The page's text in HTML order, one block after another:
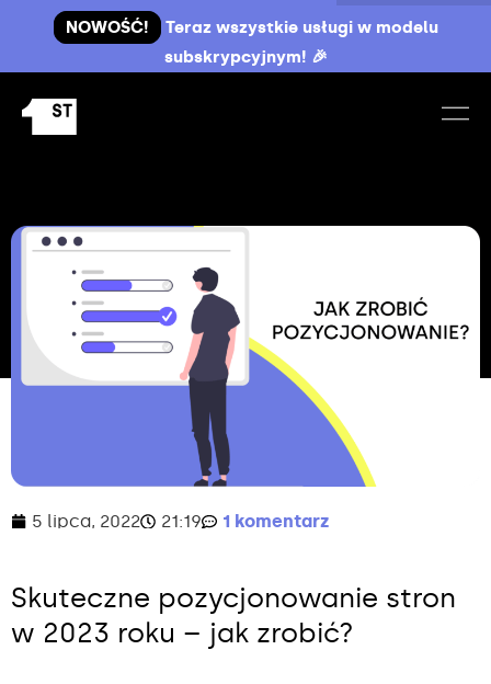
NOWOŚĆ!
Teraz wszystkie usługi w modelu
subskrypcyjnym! 🎉
5 lipca, 2022 21:19 1 komentarz
Skuteczne pozycjonowanie stron
w 2023 roku – jak zrobić?